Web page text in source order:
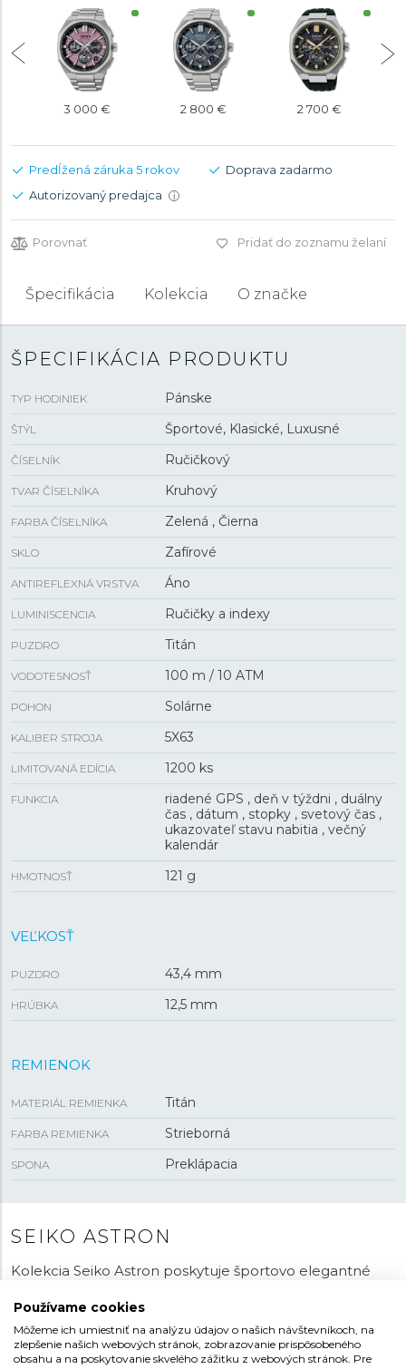
3 000 € 2 800 € 2 700 €
Predĺžená záruka 5 rokov
Doprava zadarmo
Autorizovaný predajca
i
Porovnať Pridať do zoznamu želaní
Špecifikácia Kolekcia O značke
ŠPECIFIKÁCIA PRODUKTU
TYP HODINIEK Pánske
ŠTÝL Športové, Klasické, Luxusné
ČÍSELNÍK Ručičkový
TVAR ČÍSELNÍKA Kruhový
FARBA ČÍSELNÍKA Zelená , Čierna
SKLO Zafírové
ANTIREFLEXNÁ VRSTVA Áno
LUMINISCENCIA Ručičky a indexy
PUZDRO Titán
VODOTESNOSŤ 100 m / 10 ATM
POHON Solárne
KALIBER STROJA 5X63
LIMITOVANÁ EDÍCIA 1200 ks
FUNKCIA
riadené GPS , deň v týždni , duálny
čas , dátum , stopky , svetový čas ,
ukazovateľ stavu nabitia , večný
kalendár
HMOTNOSŤ 121 g
VEĽKOSŤ
PUZDRO 43,4 mm
HRÚBKA 12,5 mm
REMIENOK
MATERIÁL REMIENKA Titán
FARBA REMIENKA Strieborná
SPONA Preklápacia
SEIKO ASTRON
Kolekcia Seiko Astron poskytuje športovo elegantné
spracovanými detailmi, ktorých presný čas je riadený
pomocou globálnehonavigačného systému GPS a
dobíjajú sa pomocousolárnych článkovukrytých pod
Používame cookies
Môžeme ich umiestniť na analýzu údajov o našich návštevníkoch, na
zlepšenie našich webových stránok, zobrazovanie prispôsobeného
obsahu a na poskytovanie skvelého zážitku z webových stránok. Pre